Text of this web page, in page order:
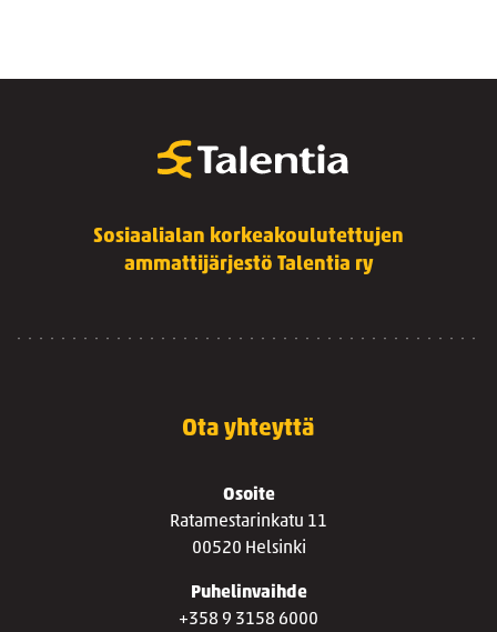
Sosiaalialan korkeakoulutettujen
ammattijärjestö Talentia ry
Ota yhteyttä
Osoite
Ratamestarinkatu 11
00520 Helsinki
Puhelinvaihde
+358 9 3158 6000